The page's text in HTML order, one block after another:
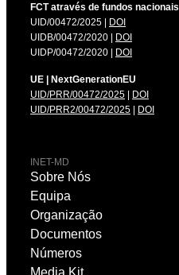
FCT através de fundos nacionais
UID/00472/2025 | DOI
UIDB/00472/2020 | DOI
UIDP/00472/2020 | DOI
UE | NextGenerationEU
UID/PRR/00472/2025 | DOI
UID/PRR2/00472/2025 | DOI
INET-MD
Sobre Nós
Equipa
Organização
Documentos
Números
Media Kit